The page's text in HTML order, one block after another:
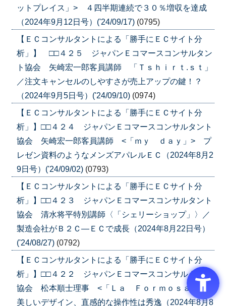
ットプレイス」> ４四半期連続で３０％増収を達成
（2024年9月12日号）('24/09/17) (0795)
【ＥＣコンサルタントによる「勝手にＥＣサイト分
析」】 □□４２５ ジャパンＥコマースコンサルタン
ト協会 矢崎宏一郎客員講師 「Ｔｓｈｉｒｔ.ｓｔ」
／注文キャンセルのしやすさが売上アップの鍵！？
（2024年9月5日号）('24/09/10) (0974)
【ＥＣコンサルタントによる「勝手にＥＣサイト分
析」】□□４２４ ジャパンＥコマースコンサルタント
協会 矢崎宏一郎客員講師 <「ｍｙ ｄａｙ」> プ
レゼン資料のようなメンズアパレルＥＣ（2024年8月2
9日号）('24/09/02) (0793)
【ＥＣコンサルタントによる「勝手にＥＣサイト分
析」】□□４２３ ジャパンＥコマースコンサルタント
協会 清水将平特別講師〈「シェリーショップ」〉／
製造会社がＢ２Ｃ―ＥＣで成長（2024年8月22日号）
('24/08/27) (0792)
【ＥＣコンサルタントによる「勝手にＥＣサイト分
析」】□□４２２ ジャパンＥコマースコンサルタント
協会 松本順士理事 <「Ｌａ Ｆｏｒｍｏｓａ」>
美しいデザイン、直感的な操作性は秀逸（2024年8月8